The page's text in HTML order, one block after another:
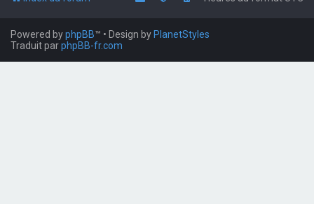
Powered byphpBB™ • Design by PlanetStyles
Traduit parphpBB-fr.com